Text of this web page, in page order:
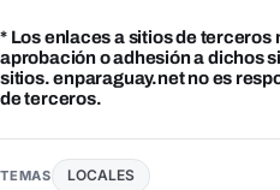
* Los enlaces a sitios de
aprobación o adhesión a dichos
sitios. enparaguay.net no es
de terceros.
TEMAS LOCALES